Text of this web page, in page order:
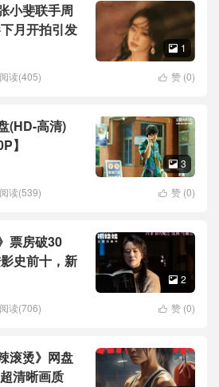
小斐联手周
月开拍引发
 1
 赞 (0)
阅读(405)
(HD-高清)
】
 3
 赞 (0)
阅读(539)
票房破30
史前十，新
 2
 赞 (0)
阅读(706)
滚烫》网盘
清晰画质